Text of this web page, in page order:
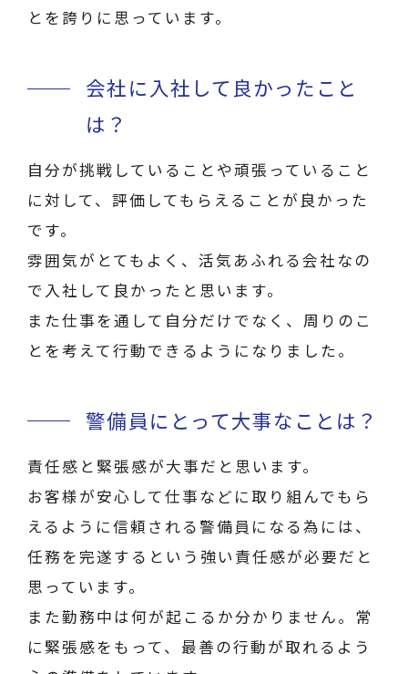
とを誇りに思っています。
会社に入社して良かったこと
は？
自分が挑戦していることや頑張っていること
に対して、評価してもらえることが良かった
です。
雰囲気がとてもよく、活気あふれる会社なの
で入社して良かったと思います。
また仕事を通して自分だけでなく、周りのこ
とを考えて行動できるようになりました。
警備員にとって大事なことは？
責任感と緊張感が大事だと思います。
お客様が安心して仕事などに取り組んでもら
えるように信頼される警備員になる為には、
任務を完遂するという強い責任感が必要だと
思っています。
また勤務中は何が起こるか分かりません。常
に緊張感をもって、最善の行動が取れるよう